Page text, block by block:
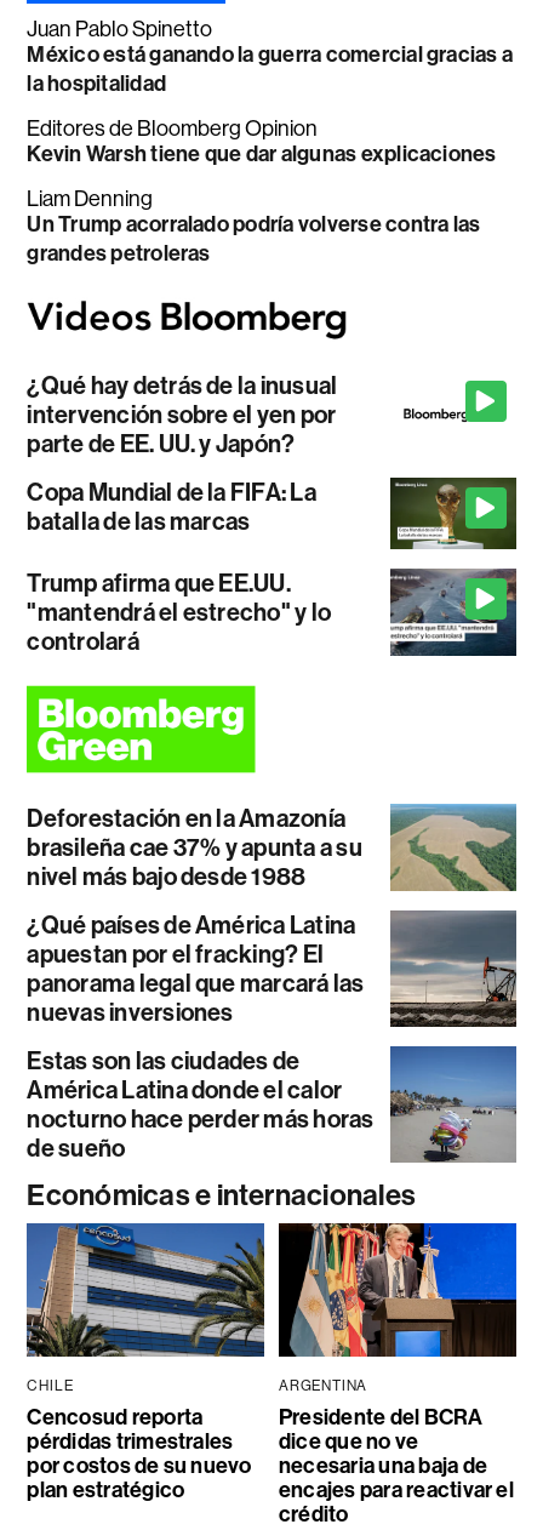
Juan Pablo Spinetto
México está ganando la guerra comercial gracias a
la hospitalidad
Editores de Bloomberg Opinion
Kevin Warsh tiene que dar algunas explicaciones
Liam Denning
Un Trump acorralado podría volverse contra las
grandes petroleras
¿Qué hay detrás de la inusual
intervención sobre el yen por
parte de EE. UU. y Japón?
Copa Mundial de la FIFA: La
batalla de las marcas
Trump afirma que EE.UU.
"mantendrá el estrecho" y lo
controlará
Deforestación en la Amazonía
brasileña cae 37% y apunta a su
nivel más bajo desde 1988
¿Qué países de América Latina
apuestan por el fracking? El
panorama legal que marcará las
nuevas inversiones
Estas son las ciudades de
América Latina donde el calor
nocturno hace perder más horas
de sueño
Económicas e internacionales
CHILE
Cencosud reporta
pérdidas trimestrales
por costos de su nuevo
plan estratégico
ARGENTINA
Presidente del BCRA
dice que no ve
necesaria una baja de
encajes para reactivar el
crédito